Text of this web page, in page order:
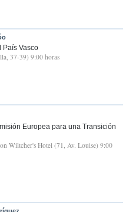
País Vasco
37-39) 9:00 horas
Europea para una Transición
Wiltcher's Hotel (71, Av. Louise) 9:00